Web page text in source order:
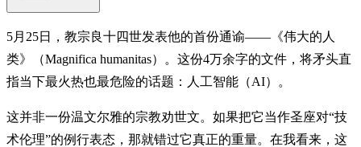
5月25日，教宗良十四世发表他的首份通谕——《伟大的人
类》（Magnifica humanitas）。这份4万余字的文件，将矛头直
指当下最火热也最危险的话题：人工智能（AI）。
这并非一份温文尔雅的宗教劝世文。如果把它当作圣座对“技
术伦理”的例行表态，那就错过它真正的重量。在我看来，这